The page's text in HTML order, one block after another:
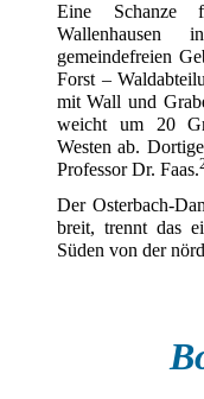
Eine
Wallenhausen
gemeindefreien
Forst –
mit Wall und
weicht um 20
Westen ab.
Professor Dr. Faas.
Der Osterbach-
breit, trennt das
Süden von der